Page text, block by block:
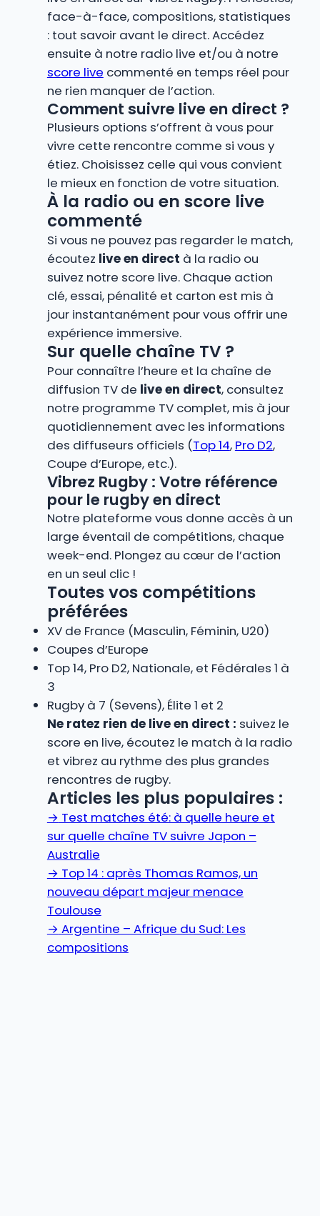
face-à-face, compositions, statistiques
: tout savoir avant le direct. Accédez
ensuite à notre radio live et/ou à notre
score live commenté en temps réel pour
ne rien manquer de l’action.
Comment suivre live en direct ?
Plusieurs options s’offrent à vous pour
vivre cette rencontre comme si vous y
étiez. Choisissez celle qui vous convient
le mieux en fonction de votre situation.
À la radio ou en score live
commenté
Si vous ne pouvez pas regarder le match,
écoutez live en direct à la radio ou
suivez notre score live. Chaque action
clé, essai, pénalité et carton est mis à
jour instantanément pour vous offrir une
expérience immersive.
Sur quelle chaîne TV ?
Pour connaître l’heure et la chaîne de
diffusion TV de live en direct, consultez
notre programme TV complet, mis à jour
quotidiennement avec les informations
des diffuseurs officiels (Top 14, Pro D2,
Coupe d’Europe, etc.).
Vibrez Rugby : Votre référence
pour le rugby en direct
Notre plateforme vous donne accès à un
large éventail de compétitions, chaque
week-end. Plongez au cœur de l’action
en un seul clic !
Toutes vos compétitions
préférées
XV de France (Masculin, Féminin, U20)
Coupes d’Europe
Top 14, Pro D2, Nationale, et Fédérales 1 à
3
Rugby à 7 (Sevens), Élite 1 et 2
Ne ratez rien de live en direct : suivez le
score en live, écoutez le match à la radio
et vibrez au rythme des plus grandes
rencontres de rugby.
Articles les plus populaires :
→ Test matches été: à quelle heure et
sur quelle chaîne TV suivre Japon –
Australie
→ Top 14 : après Thomas Ramos, un
nouveau départ majeur menace
Toulouse
→ Argentine – Afrique du Sud: Les
compositions